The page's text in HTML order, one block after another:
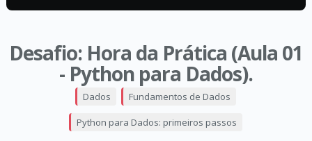
Desafio: Hora da Prática (Aula 01
- Python para Dados).
Dados Fundamentos de Dados
Python para Dados: primeiros passos